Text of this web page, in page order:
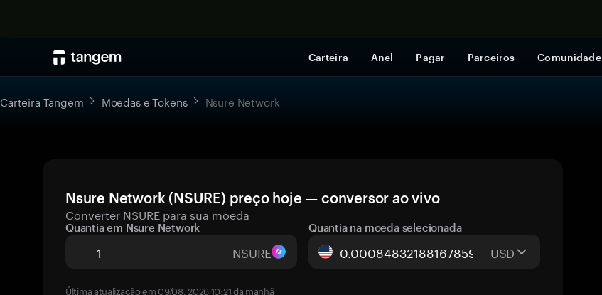
Carteira Anel Pagar Parceiros Comunidade
Carteira Tangem Moedas e Tokens Nsure Network
Nsure Network (NSURE) preço hoje — conversor ao vivo
Converter NSURE para sua moeda
Quantia em Nsure Network
NSURE
Quantia na moeda selecionada
USD
Última atualização em 09/08, 2026 10:21 da manhã